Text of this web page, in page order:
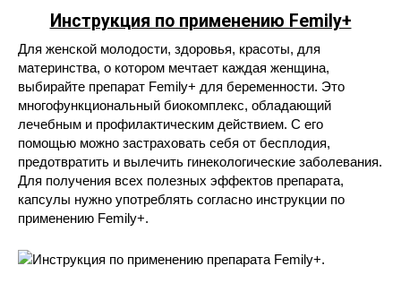
Инструкция по применению Femily+
Для женской молодости, здоровья, красоты, для
материнства, о котором мечтает каждая женщина,
выбирайте препарат Femily+ для беременности. Это
многофункциональный биокомплекс, обладающий
лечебным и профилактическим действием. С его
помощью можно застраховать себя от бесплодия,
предотвратить и вылечить гинекологические заболевания.
Для получения всех полезных эффектов препарата,
капсулы нужно употреблять согласно инструкции по
применению Femily+.